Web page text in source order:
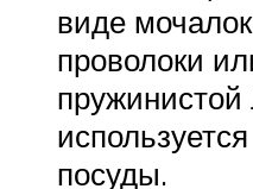
виде
проволоки
посуды.